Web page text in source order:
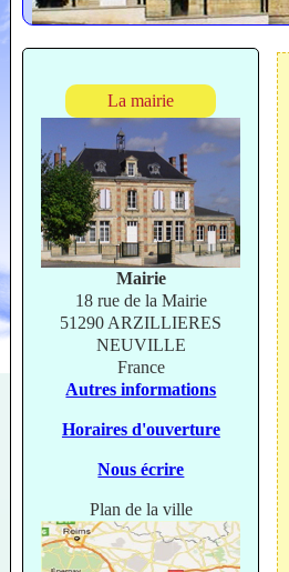
La mairie
Mairie
18 rue de la Mairie
51290 ARZILLIERES
NEUVILLE
France
Autres informations
Horaires d'ouverture
Nous écrire
Plan de la ville